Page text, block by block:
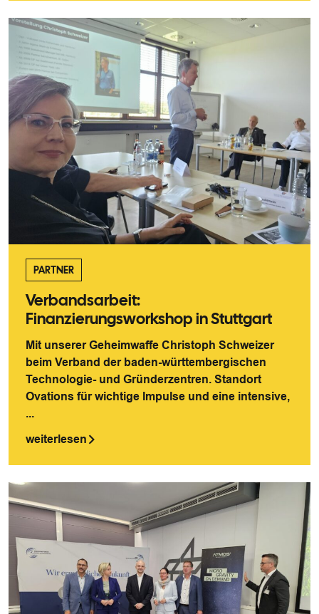
PARTNER
Verbandsarbeit:
Finanzierungsworkshop in Stuttgart
Mit unserer Geheimwaffe Christoph Schweizer
beim Verband der baden-württembergischen
Technologie- und Gründerzentren. Standort
Ovations für wichtige Impulse und eine intensive,
...
weiterlesen